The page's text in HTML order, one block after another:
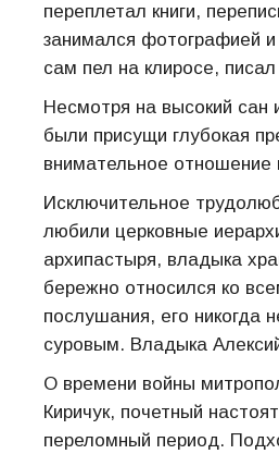
переплетал книги,
занимался фотографией
сам пел на клиросе,
Несмотря на высокий сан
были присущи глубокая
внимательное отношение
Исключительное
любили церковные
архипастыря, владыка
бережно относился ко
послушания, его никогда
суровым. Владыка
О времени войны
Киричук, почетный
переломный период.